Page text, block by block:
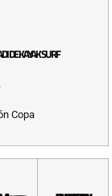
DE KAYAK SURF
Copa